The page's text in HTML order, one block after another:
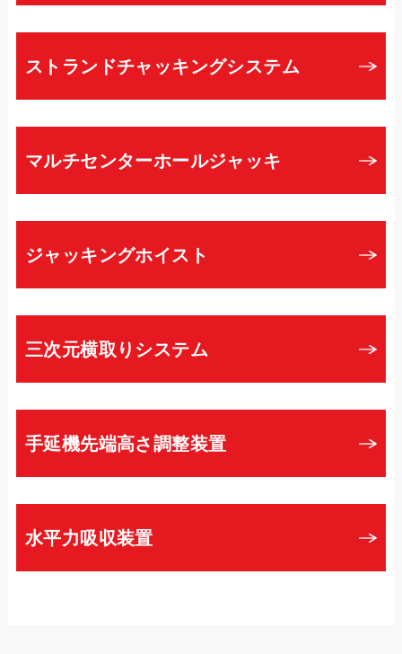
ストランドチャッキングシステム
マルチセンターホールジャッキ
ジャッキングホイスト
三次元横取りシステム
手延機先端高さ調整装置
水平力吸収装置